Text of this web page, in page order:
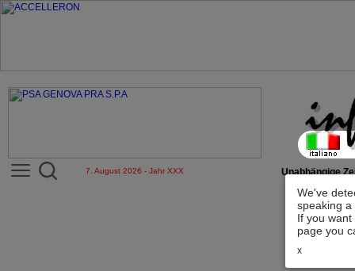
We've
speaking
If you
page you
x
7. August 2026 - Jahr XXX Unabhängige